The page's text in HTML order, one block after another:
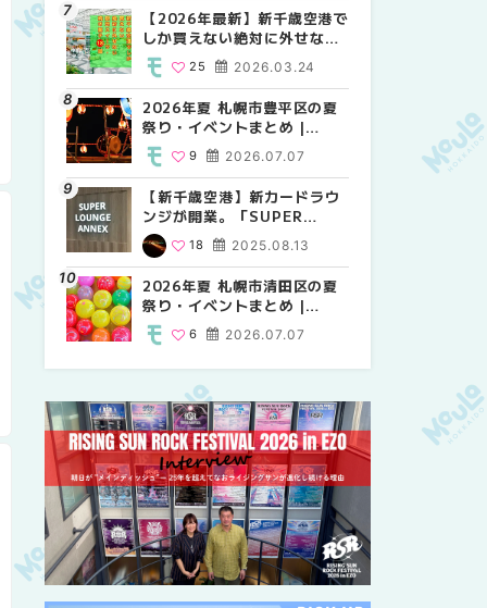
【2026年最新】新千歳空港で
しか買えない絶対に外せない
限定スイーツ・焼き菓子18選
| MouLa HOKKAIDO
2026.03.24
25
2026年夏 札幌市豊平区の夏
祭り・イベントまとめ |
MouLa HOKKAIDO
2026.07.07
9
【新千歳空港】新カードラウ
ンジが開業。「SUPER
LOUNGE ANNEX（スーパー
ラウンジアネックス）」をご
紹介！！ | MouLa
HOKKAIDO
2025.08.13
18
2026年夏 札幌市清田区の夏
祭り・イベントまとめ |
MouLa HOKKAIDO
2026.07.07
6
2026年夏 札幌市清田区の夏
祭り・イベントまとめ |
6
2026年夏 札幌市豊平区の夏
祭り・イベントまとめ |
9
2026年夏 札幌市中央区の夏
祭り・イベントまとめ |
9
2026年夏 恵庭市・千歳市の
夏祭り・イベントまとめ |
9
札幌の麻辣湯（マーラータ
ン）おすすめ専門店6選！本
徹底比較 | MouLa
HOKKAIDO
5
【2026年最新】新千歳空港で
しか買えない絶対に外せない
限定スイーツ・焼き菓子18選
| MouLa HOKKAIDO
25
【新千歳空港】新カードラウ
ンジが開業。「SUPER
ラウンジアネックス）」をご
紹介！！ | MouLa
HOKKAIDO
18
2026年夏 札幌市豊平区の夏
祭り・イベントまとめ |
9